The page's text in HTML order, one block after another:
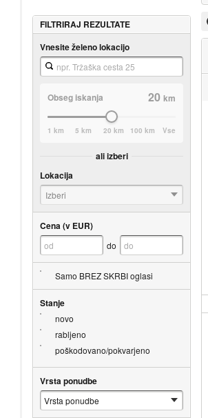
FILTRIRAJ REZULTATE
Vnesite želeno lokacijo
Obseg iskanja 20km
1 km 5 km 20 km 100 km Vse
ali izberi
Lokacija
Izberi
Cena (v EUR)
do
Samo BREZ SKRBI oglasi
Stanje
novo
rabljeno
poškodovano/pokvarjeno
Vrsta ponudbe